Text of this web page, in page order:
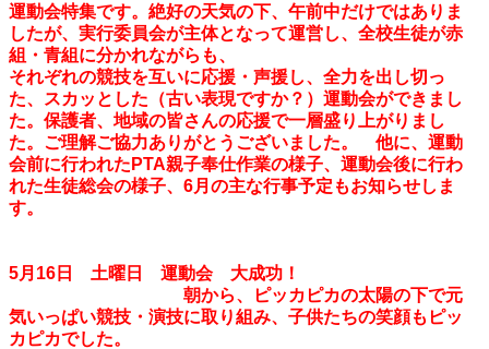
運動会特集です。絶好の天気の下、午前中だけではありま
したが、実行委員会が主体となって運営し、全校生徒が赤
組・青組に分かれながらも、
それぞれの競技を互いに応援・声援し、全力を出し切っ
た、スカッとした（古い表現ですか？）運動会ができまし
た。保護者、地域の皆さんの応援で一層盛り上がりまし
た。ご理解ご協力ありがとうございました。 他に、運動
会前に行われたPTA親子奉仕作業の様子、運動会後に行わ
れた生徒総会の様子、6月の主な行事予定もお知らせしま
す。
5月16日 土曜日 運動会 大成功！
朝から、ピッカピカの太陽の下で元
気いっぱい競技・演技に取り組み、子供たちの笑顔もピッ
カピカでした。